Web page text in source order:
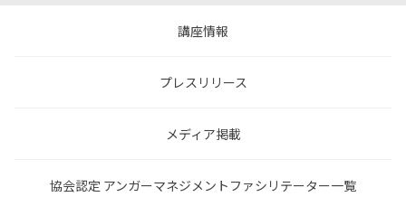
講座情報
プレスリリース
メディア掲載
協会認定 アンガーマネジメントファシリテーター一覧